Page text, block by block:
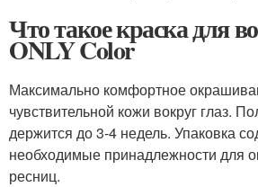
Что такое краска для
ONLY Color
Максимально комфортное
чувствительной кожи вокруг глаз.
держится до 3-4 недель. Упаковка
необходимые принадлежности для
ресниц.